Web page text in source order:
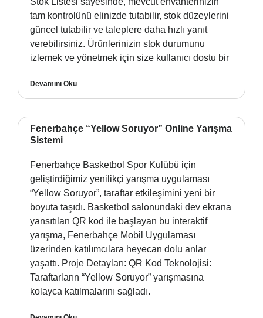
tam kontrolünü elinizde tutabilir, stok düzeylerini
güncel tutabilir ve taleplere daha hızlı yanıt
verebilirsiniz. Ürünlerinizin stok durumunu
izlemek ve yönetmek için size kullanıcı dostu bir
Devamını Oku
Fenerbahçe “Yellow Soruyor” Online Yarışma
Sistemi
Fenerbahçe Basketbol Spor Kulübü için
geliştirdiğimiz yenilikçi yarışma uygulaması
“Yellow Soruyor”, taraftar etkileşimini yeni bir
boyuta taşıdı. Basketbol salonundaki dev ekrana
yansıtılan QR kod ile başlayan bu interaktif
yarışma, Fenerbahçe Mobil Uygulaması
üzerinden katılımcılara heyecan dolu anlar
yaşattı. Proje Detayları: QR Kod Teknolojisi:
Taraftarların “Yellow Soruyor” yarışmasına
kolayca katılmalarını sağladı.